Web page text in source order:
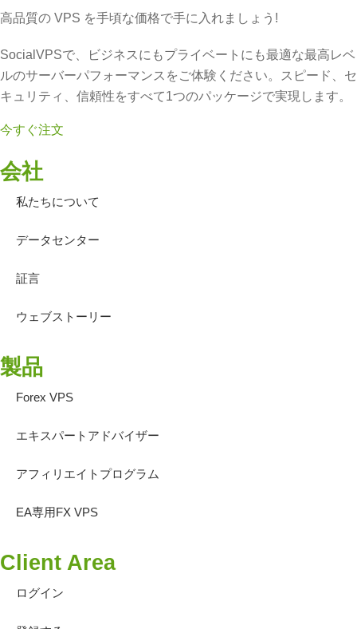
高品質の VPS を手頃な価格で手に入れましょう!
SocialVPSで、ビジネスにもプライベートにも最適な最高レベ
ルのサーバーパフォーマンスをご体験ください。スピード、セ
キュリティ、信頼性をすべて1つのパッケージで実現します。
今すぐ注文
会社
私たちについて
データセンター
証言
ウェブストーリー
製品
Forex VPS
エキスパートアドバイザー
アフィリエイトプログラム
EA専用FX VPS
Client Area
ログイン